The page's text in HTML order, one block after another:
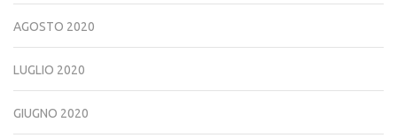
AGOSTO 2020
LUGLIO 2020
GIUGNO 2020